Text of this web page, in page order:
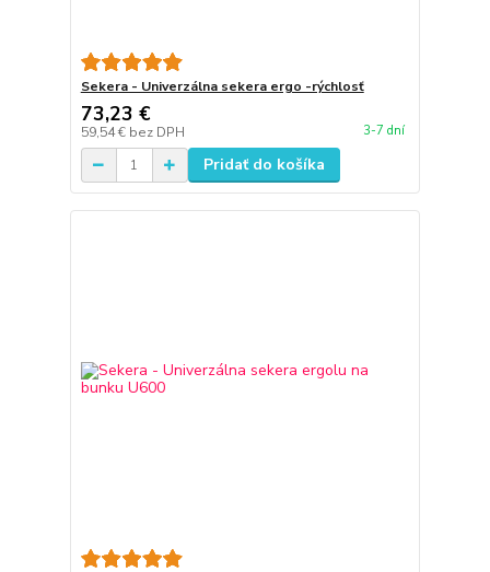
Sekera - Univerzálna sekera ergo -rýchlosť
73,23 €
59,54 € bez DPH 3-7 dní
Pridať do košíka